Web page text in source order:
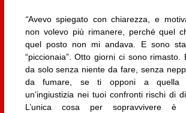
“Avevo spiegato con chiarezza, e
non volevo più rimanere, perché quel
quel posto non mi andava. E sono
“piccionaia”. Otto giorni ci sono rimasto.
da solo senza niente da fare, senza
da fumare, se ti opponi a quella
un’ingiustizia nei tuoi confronti rischi di
L’unica cosa per sopravvivere è